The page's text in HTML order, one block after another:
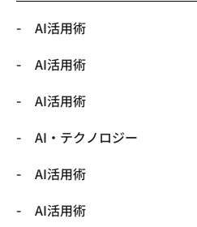
AI活用術
AI活用術
AI活用術
​AI・テクノロジー
​AI活用術
​AI活用術